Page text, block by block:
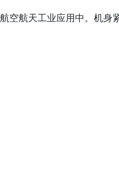
空航天工业应用中。机